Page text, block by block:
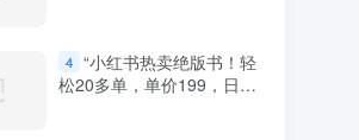
4 “小红书热卖绝版书！轻
松20多单，单价199，日入